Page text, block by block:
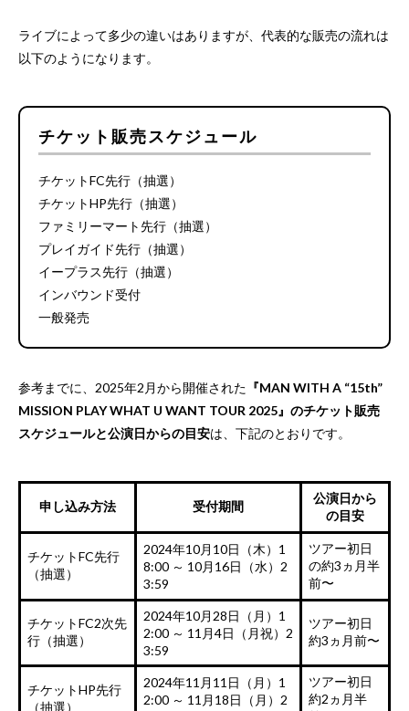
ライブによって多少の違いはありますが、代表的な販売の流れは
以下のようになります。
チケット販売スケジュール
チケットFC先行（抽選）
チケットHP先行（抽選）
ファミリーマート先行（抽選）
プレイガイド先行（抽選）
イープラス先行（抽選）
インバウンド受付
一般発売
参考までに、2025年2月から開催された 『MAN WITH A “15th”
MISSION PLAY WHAT U WANT TOUR 2025』のチケット販売
スケジュールと公演日からの目安は、下記のとおりです。
申し込み方法 受付期間
公演日から
の目安
チケットFC先行
（抽選）
2024年10月10日（木）1
8:00 ～ 10月16日（水）2
3:59
ツアー初日
の約3ヵ月半
前〜
チケットFC2次先
行（抽選）
2024年10月28日（月）1
2:00 ～ 11月4日（月祝）2
3:59
ツアー初日
約3ヵ月前〜
チケットHP先行
（抽選）
2024年11月11日（月）1
2:00 ～ 11月18日（月）2
ツアー初日
約2ヵ月半